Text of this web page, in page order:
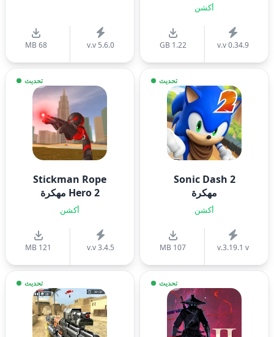
أكشن
v.v 0.34.9
1.22 GB
v.v 5.6.0
68 MB
تحديث
Sonic Dash 2
مهكرة
أكشن
v.3.19.1 v
107 MB
تحديث
Stickman Rope
Hero 2 مهكرة
أكشن
v.v 3.4.5
121 MB
تحديث تحديث